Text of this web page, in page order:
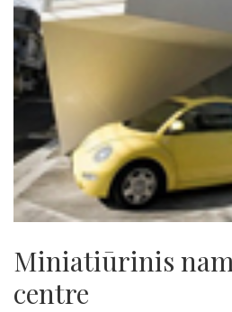
Miniatiūrinis
centre